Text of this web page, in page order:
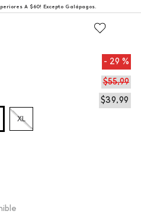
A $60! Excepto Galápagos.
29 %
$55,99
$39,99
XL